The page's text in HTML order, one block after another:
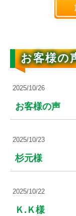
お客様の
2025/10/26
お客様の声
2025/10/23
杉元様
2025/10/22
Ｋ.Ｋ様